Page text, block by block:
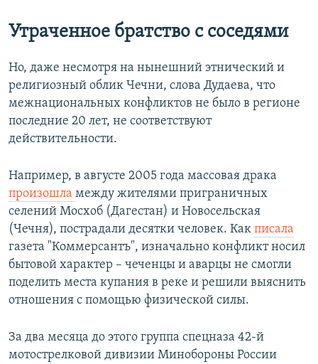
Утраченное братство с соседями
Но, даже несмотря на нынешний этнический и
религиозный облик Чечни, слова Дудаева, что
межнациональных конфликтов не было в регионе
последние 20 лет, не соответствуют
действительности.
Например, в августе 2005 года массовая драка
произошла между жителями приграничных
селений Мосхоб (Дагестан) и Новосельская
(Чечня), пострадали десятки человек. Как писала
газета "Коммерсантъ", изначально конфликт носил
бытовой характер – чеченцы и аварцы не смогли
поделить места купания в реке и решили выяснить
отношения с помощью физической силы.
За два месяца до этого группа спецназа 42-й
мотострелковой дивизии Минобороны России